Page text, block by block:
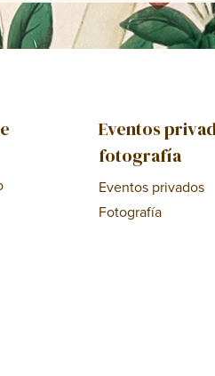
Eventos
fotografía
Eventos privados
Fotografía